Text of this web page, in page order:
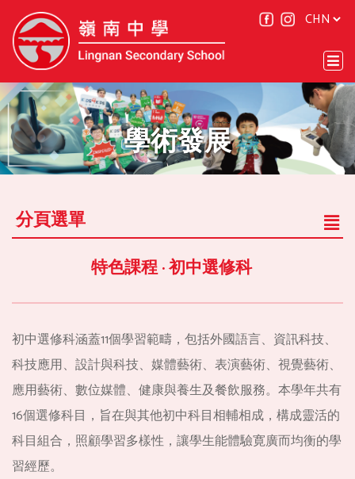
學術發展
分頁選單
特色課程 · 初中選修科
初中選修科涵蓋11個學習範疇，包括外國語言、資訊科技、
科技應用、設計與科技、媒體藝術、表演藝術、視覺藝術、
應用藝術、數位媒體、健康與養生及餐飲服務。本學年共有
16個選修科目，旨在與其他初中科目相輔相成，構成靈活的
科目組合，照顧學習多樣性，讓學生能體驗寛廣而均衡的學
習經歷。